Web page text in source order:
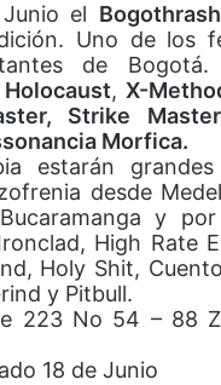
el Bogothrash
Uno de los
de Bogotá.
, X-
Strike
Morfica.
estarán
desde
y
High Rate
Holy Shit,
y Pitbull.
223 No 54 – 88
18 de Junio